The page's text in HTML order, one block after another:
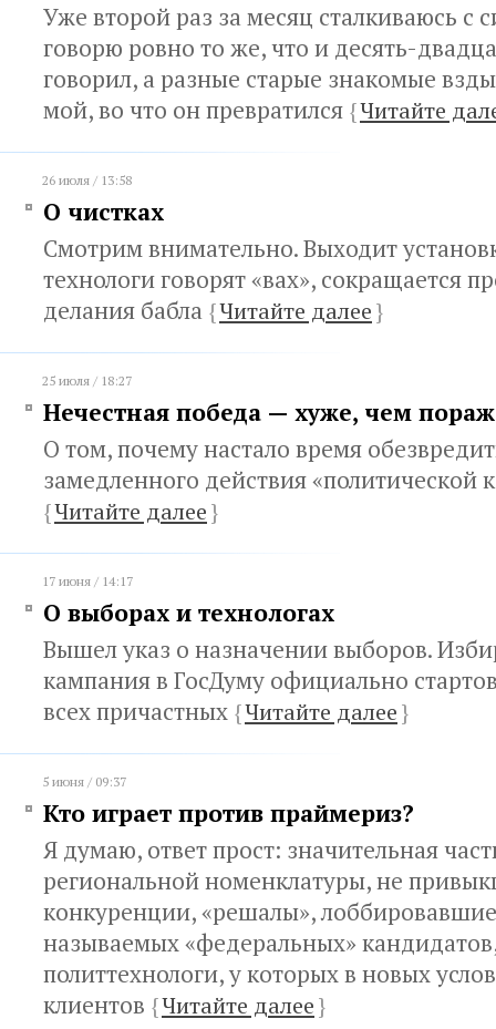
Уже второй раз за месяц сталкиваюсь с
говорю ровно то же, что и десять-
говорил, а разные старые знакомые
мой, во что он превратился {Читайте
26 июля / 13:58
О чистках
Смотрим внимательно. Выходит
технологи говорят «вах», сокращается
делания бабла {Читайте далее}
25 июля / 18:27
Нечестная победа — хуже, чем
О том, почему настало время
замедленного действия «политической
{Читайте далее}
17 июня / 14:17
О выборах и технологах
Вышел указ о назначении выборов.
кампания в ГосДуму официально
всех причастных {Читайте далее}
5 июня / 09:37
Кто играет против праймериз?
Я думаю, ответ прост: значительная
региональной номенклатуры, не
конкуренции, «решалы»,
называемых «федеральных»
политтехнологи, у которых в новых
клиентов {Читайте далее}